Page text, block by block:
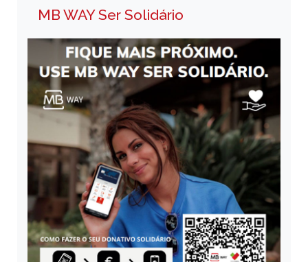
MB WAY Ser Solidário